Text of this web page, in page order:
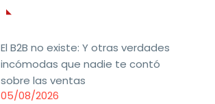
El B2B no existe: Y otras verdades
incómodas que nadie te contó
sobre las ventas
05/08/2026